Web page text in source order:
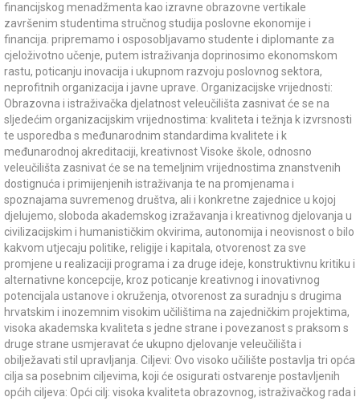
financijskog menadžmenta kao izravne obrazovne vertikale
završenim studentima stručnog studija poslovne ekonomije i
financija. pripremamo i osposobljavamo studente i diplomante za
cjeloživotno učenje, putem istraživanja doprinosimo ekonomskom
rastu, poticanju inovacija i ukupnom razvoju poslovnog sektora,
neprofitnih organizacija i javne uprave. Organizacijske vrijednosti:
Obrazovna i istraživačka djelatnost veleučilišta zasnivat će se na
sljedećim organizacijskim vrijednostima: kvaliteta i težnja k izvrsnosti
te usporedba s međunarodnim standardima kvalitete i k
međunarodnoj akreditaciji, kreativnost Visoke škole, odnosno
veleučilišta zasnivat će se na temeljnim vrijednostima znanstvenih
dostignuća i primijenjenih istraživanja te na promjenama i
spoznajama suvremenog društva, ali i konkretne zajednice u kojoj
djelujemo, sloboda akademskog izražavanja i kreativnog djelovanja u
civilizacijskim i humanističkim okvirima, autonomija i neovisnost o bilo
kakvom utjecaju politike, religije i kapitala, otvorenost za sve
promjene u realizaciji programa i za druge ideje, konstruktivnu kritiku i
alternativne koncepcije, kroz poticanje kreativnog i inovativnog
potencijala ustanove i okruženja, otvorenost za suradnju s drugima
hrvatskim i inozemnim visokim učilištima na zajedničkim projektima,
visoka akademska kvaliteta s jedne strane i povezanost s praksom s
druge strane usmjeravat će ukupno djelovanje veleučilišta i
obilježavati stil upravljanja. Ciljevi: Ovo visoko učilište postavlja tri opća
cilja sa posebnim ciljevima, koji će osigurati ostvarenje postavljenih
općih ciljeva: Opći cilj: visoka kvaliteta obrazovnog, istraživačkog rada i